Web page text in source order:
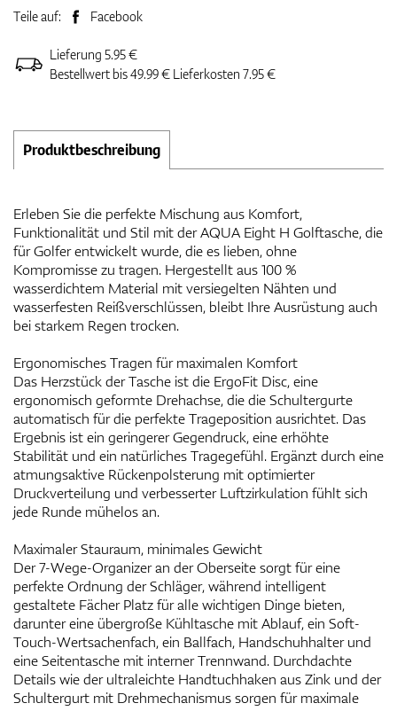
Teile auf: Facebook
Lieferung 5.95 €
Bestellwert bis 49.99 € Lieferkosten 7.95 €
Produktbeschreibung
Erleben Sie die perfekte Mischung aus Komfort,
Funktionalität und Stil mit der AQUA Eight H Golftasche, die
für Golfer entwickelt wurde, die es lieben, ohne
Kompromisse zu tragen. Hergestellt aus 100 %
wasserdichtem Material mit versiegelten Nähten und
wasserfesten Reißverschlüssen, bleibt Ihre Ausrüstung auch
bei starkem Regen trocken.
Ergonomisches Tragen für maximalen Komfort
Das Herzstück der Tasche ist die ErgoFit Disc, eine
ergonomisch geformte Drehachse, die die Schultergurte
automatisch für die perfekte Trageposition ausrichtet. Das
Ergebnis ist ein geringerer Gegendruck, eine erhöhte
Stabilität und ein natürliches Tragegefühl. Ergänzt durch eine
atmungsaktive Rückenpolsterung mit optimierter
Druckverteilung und verbesserter Luftzirkulation fühlt sich
jede Runde mühelos an.
Maximaler Stauraum, minimales Gewicht
Der 7-Wege-Organizer an der Oberseite sorgt für eine
perfekte Ordnung der Schläger, während intelligent
gestaltete Fächer Platz für alle wichtigen Dinge bieten,
darunter eine übergroße Kühltasche mit Ablauf, ein Soft-
Touch-Wertsachenfach, ein Ballfach, Handschuhhalter und
eine Seitentasche mit interner Trennwand. Durchdachte
Details wie der ultraleichte Handtuchhaken aus Zink und der
Schultergurt mit Drehmechanismus sorgen für maximale